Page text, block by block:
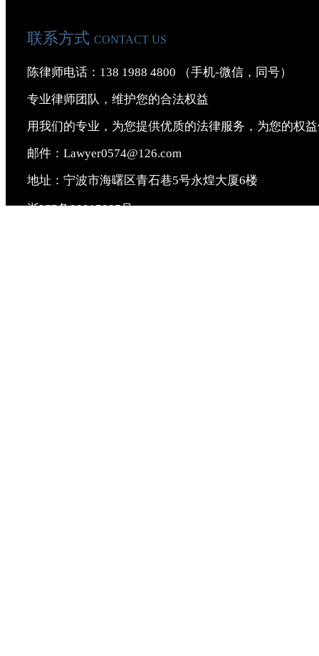
联系方式 CONTACT US
陈律师电话：138 1988 4800 （手机-微信，同号）
专业律师团队，维护您的合法权益
用我们的专业，为您提供优质的法律服务，为您的权
邮件：Lawyer0574@126.com
地址：宁波市海曙区青石巷5号永煌大厦6楼
浙ICP备09015095号